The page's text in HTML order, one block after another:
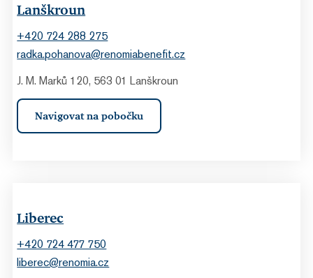
Lanškroun
+420 724 288 275
radka.pohanova@renomiabenefit.cz
J. M. Marků 120, 563 01 Lanškroun
Navigovat na pobočku
Liberec
+420 724 477 750
liberec@renomia.cz